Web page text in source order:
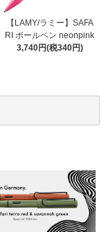
【LAMY/ラミー】SAFA
RI ボールペン neonpink
3,740円(税340円)